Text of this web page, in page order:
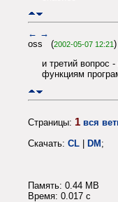
← →
oss (2002-05-07 12:21)
и третий вопрос
функциям
Страницы: 1 вся
Скачать: CL DM ;
Память: 0.44 MB
Время: 0.017 c